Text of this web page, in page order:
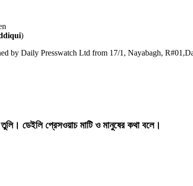
)
by Daily Presswatch Ltd from 17/1, Nayabagh,
ডেইলি প্রেসওয়াচ মাটি ও মানুষের কথা বলে।